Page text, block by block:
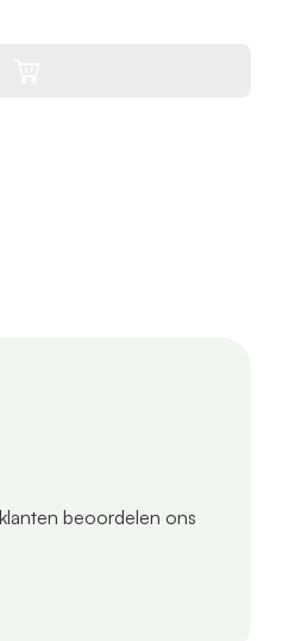
klanten beoordelen ons